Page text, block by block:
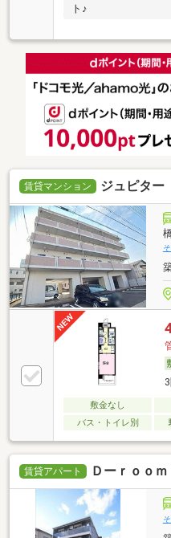
ト♪
賃貸マンション ジュピター
敷金なし
バス・トイレ別
賃貸アパート Ｄーｒｏｏ